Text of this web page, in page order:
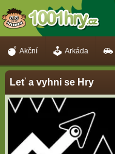
Akční Arkáda
Leť a vyhni se Hry